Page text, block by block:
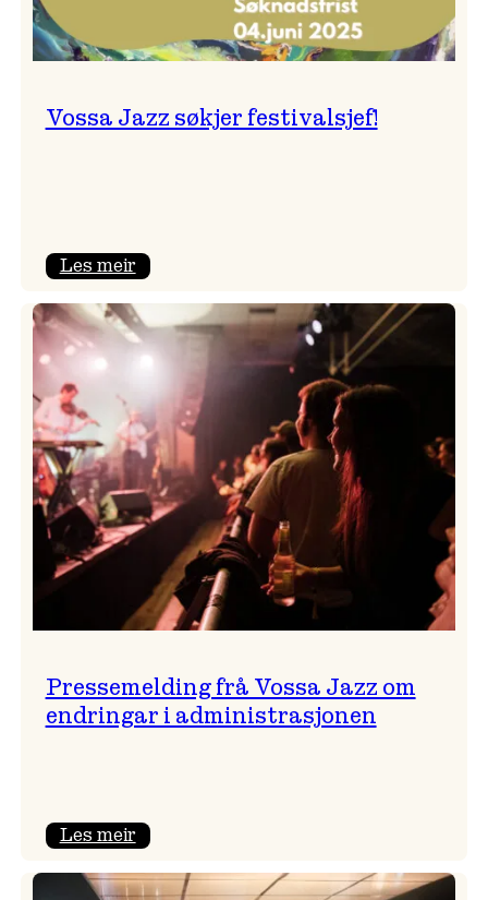
Vossa Jazz søkjer festivalsjef!
Les meir:
Jazz
søkjer
Pressemelding frå Vossa Jazz om
endringar i administrasjonen
Les meir:
frå